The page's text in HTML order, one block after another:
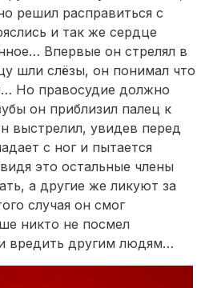
решил расправиться с
и так же сердце
Впервые он стрелял в
шли слёзы, он понимал что
Но правосудие должно
он приблизил палец к
выстрелил, увидев перед
с ног и пытается
это остальные члены
а другие же ликуют за
случая он смог
никто не посмел
вредить другим людям…